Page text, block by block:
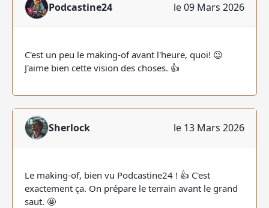
Podcastine24 le 09 Mars 2026
C'est un peu le making-of avant l'heure, quoi! 😉
J'aime bien cette vision des choses. 👍
Sherlock le 13 Mars 2026
Le making-of, bien vu Podcastine24 ! 👍 C'est
exactement ça. On prépare le terrain avant le grand
saut. 🤩